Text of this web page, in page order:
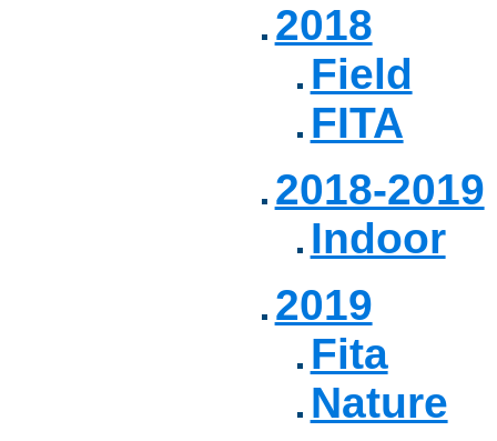
2018
Field
FITA
2018-2019
Indoor
2019
Fita
Nature